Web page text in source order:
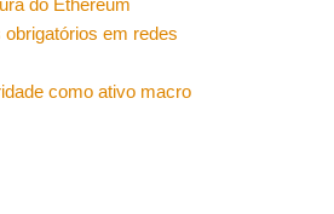
do Ethereum
em redes
como ativo macro